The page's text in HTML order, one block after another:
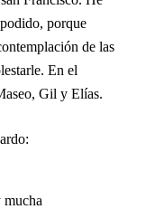
porque
de las
En el
Gil y Elías.
mucha